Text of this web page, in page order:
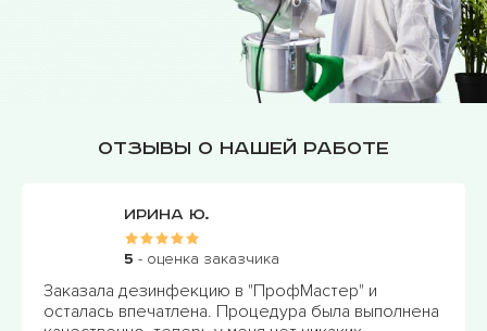
Отзывы о нашей работе
Ирина Ю.
5 - оценка заказчика
Заказала дезинфекцию в "ПрофМастер" и
осталась впечатлена. Процедура была выполнена